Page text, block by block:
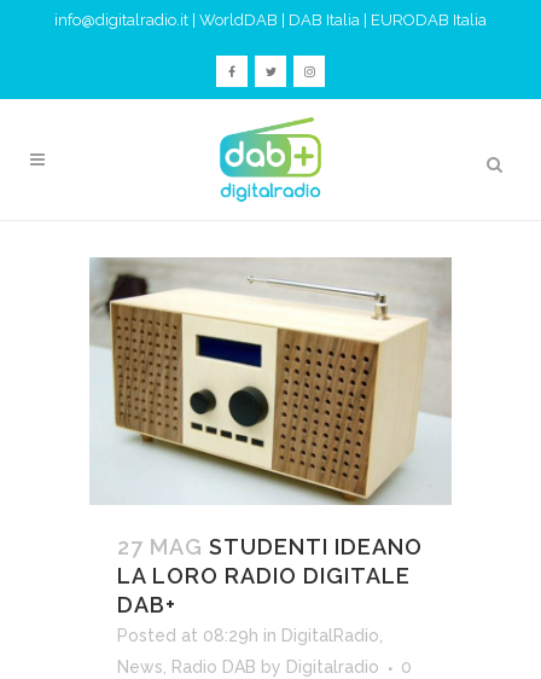
info@digitalradio.it WorldDAB DAB Italia EURODAB Italia
27 MAG STUDENTI IDEANO
LA LORO RADIO DIGITALE
DAB+
Posted at 08:29h in DigitalRadio,
News, Radio DAB by Digitalradio
0